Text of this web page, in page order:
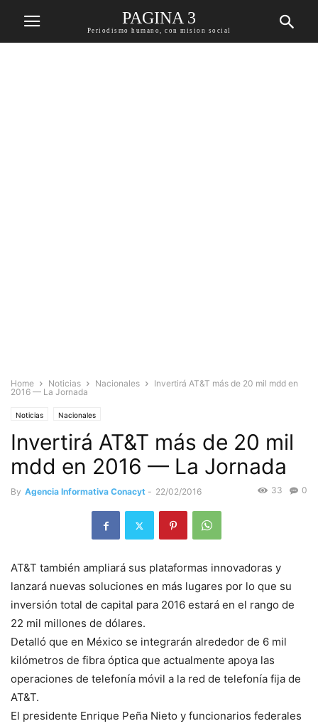
PAGINA 3
Periodismo humano, con mision social
Home Noticias Nacionales
Invertirá AT&T más de 20 mil mdd en
2016 — La Jornada
Noticias Nacionales
Invertirá AT&T más de 20 mil
mdd en 2016 — La Jornada
By Agencia Informativa Conacyt - 22/02/2016 0
33
AT&T también ampliará sus plataformas innovadoras y
lanzará nuevas soluciones en más lugares por lo que su
inversión total de capital para 2016 estará en el rango de
22 mil millones de dólares.
Detalló que en México se integrarán alrededor de 6 mil
kilómetros de fibra óptica que actualmente apoya las
operaciones de telefonía móvil a la red de telefonía fija de
AT&T.
El presidente Enrique Peña Nieto y funcionarios federales